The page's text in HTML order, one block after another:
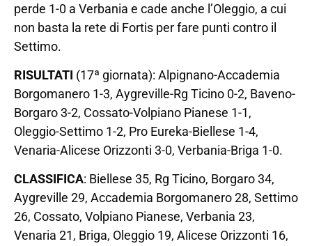
perde 1-0 a Verbania e cade anche l’Oleggio, a cui
non basta la rete di Fortis per fare punti contro il
Settimo.
RISULTATI (17ª giornata): Alpignano-Accademia
Borgomanero 1-3, Aygreville-Rg Ticino 0-2, Baveno-
Borgaro 3-2, Cossato-Volpiano Pianese 1-1,
Oleggio-Settimo 1-2, Pro Eureka-Biellese 1-4,
Venaria-Alicese Orizzonti 3-0, Verbania-Briga 1-0.
CLASSIFICA: Biellese 35, Rg Ticino, Borgaro 34,
Aygreville 29, Accademia Borgomanero 28, Settimo
26, Cossato, Volpiano Pianese, Verbania 23,
Venaria 21, Briga, Oleggio 19, Alicese Orizzonti 16,